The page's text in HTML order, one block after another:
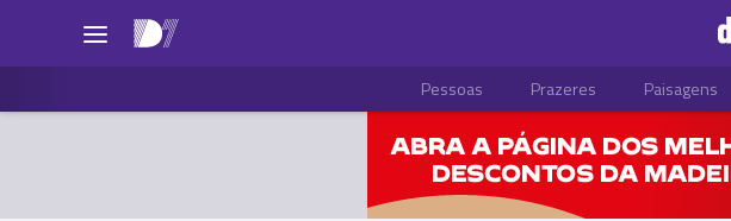
Pessoas Prazeres Paisagens